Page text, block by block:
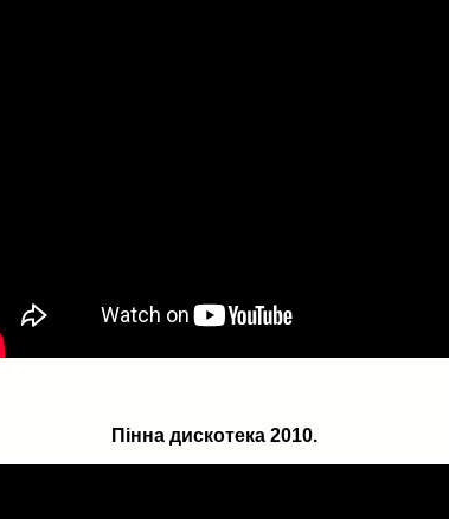
Пінна дискотека 2010.